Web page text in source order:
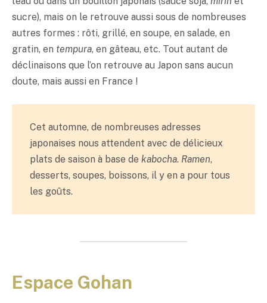
sucre), mais on le retrouve aussi sous de nombreuses
autres formes : rôti, grillé, en soupe, en salade, en
gratin, en tempura, en gâteau, etc. Tout autant de
déclinaisons que l’on retrouve au Japon sans aucun
doute, mais aussi en France !
Cet automne, de nombreuses adresses
japonaises nous attendent avec de délicieux
plats de saison à base de kabocha. Ramen,
desserts, soupes, boissons, il y en a pour tous
les goûts.
Espace Gohan